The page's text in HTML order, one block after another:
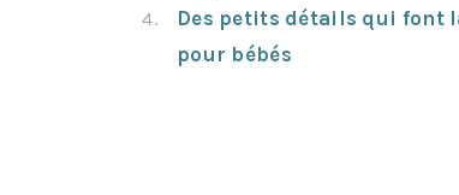
Des petits détails qui font
pour bébés